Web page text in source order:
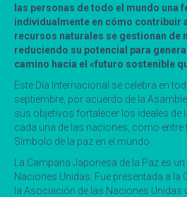
las personas de todo el mundo una
individualmente en cómo contribuir
recursos naturales se gestionan de
reduciendo su potencial para
camino hacia el «futuro sostenible
Este Día Internacional se celebra en
septiembre, por acuerdo de la
sus objetivos fortalecer los ideales de
cada una de las naciones, como entre
Símbolo de la paz en el mundo
La Campana Japonesa de la Paz es
Naciones Unidas. Fue presentada a la
la Asociación de las Naciones Unidas